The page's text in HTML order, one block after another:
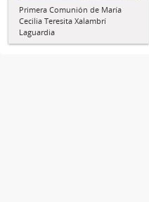
Primera Comunión de María
Cecilia Teresita Xalambrí
Laguardia